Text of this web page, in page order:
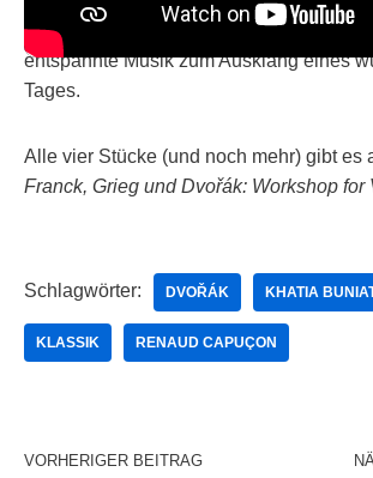
Verleger angekündigt. Trotzdem
entspannte Musik zum Ausklang eines
Tages.
Alle vier Stücke (und noch mehr) gibt es
Franck, Grieg und Dvořák: Workshop for
Schlagwörter: DVOŘÁK KHATIA
KLASSIK RENAUD CAPUÇON
VORHERIGER BEITRAG